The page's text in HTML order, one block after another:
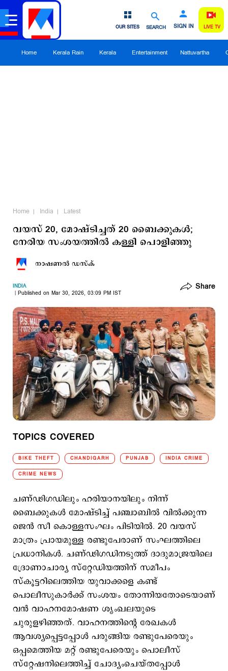
SEARCH SIGN IN
OUR SITES LIVE TV
Home Kerala Rain Kerala Entertainment Nattuvartha
Home India Latest
വയസ് 20, മോഷ്ടിച്ചത് 20 ബൈക്കുകള്‍;
നേരിയ സംശയത്തില്‍ കള്ളി പൊളിഞ്ഞു
നാഷണല്‍ ഡസ്ക്
INDIA
Published on Mar 30, 2026, 03:09 PM IST
Share
TOPICS COVERED
BIKE THEFT CHANDIGARH PUNJAB INDIA CRIME
CRIME NEWS
ചണ്ഢിഗഡിലും ഹരിയാനയിലും നിന്ന്
ബൈക്കുകള്‍ മോഷ്ടിച്ച് പഞ്ചാബില്‍ വില്‍ക്കുന്ന
ജെന്‍ സീ കൊള്ളസംഘം പിടിയില്‍. 20 വയസ്
മാത്രം പ്രായമുള്ള രണ്ടുപേരാണ് സംഘത്തിലെ
പ്രധാനികള്‍. ചണ്ഢിഗഡിനടുത്ത് ദാദുമാജ്രയിലെ
ദ്രോണാചാര്യ സ്റ്റേഡിയത്തിന് സമീപം
സ്കൂട്ടറിലെത്തിയ യുവാക്കളെ കണ്ട്
പൊലീസുകാര്‍ക്ക് സംശയം തോന്നിയതോടെയാണ്
വന്‍ വാഹനമോഷണ ശൃംഖലയുടെ
ചുരുളഴിഞ്ഞത്. വാഹനത്തിന്‍റെ രേഖകള്‍
ആവശ്യപ്പെട്ടപ്പോള്‍ പരുങ്ങിയ രണ്ടുപേരെയും
ഒപ്പമെത്തിയ മറ്റ് രണ്ടുപേരെയും പൊലീസ്
സ്റ്റേഷനിലെത്തിച്ച് ചോദ്യംചെയ്തപ്പോള്‍